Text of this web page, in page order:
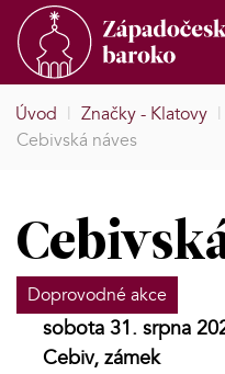
Úvod | Značky - Klatovy |
Cebivská náves
Doprovodné akce
sobota 31. srpna
Cebiv, zámek